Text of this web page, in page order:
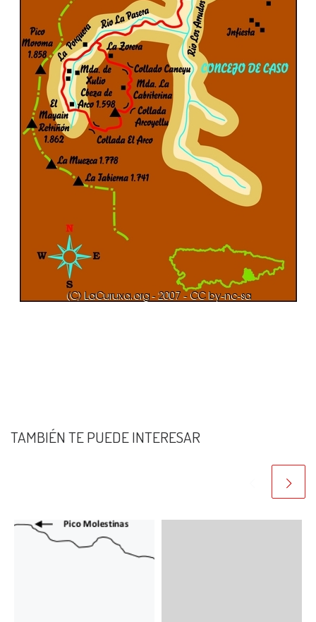
TAMBIÉN TE PUEDE INTERESAR